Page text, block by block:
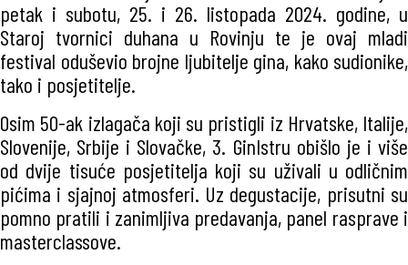
petak i subotu, 25. i 26. listopada 2024. godine, u
Staroj tvornici duhana u Rovinju te je ovaj mladi
festival oduševio brojne ljubitelje gina, kako sudionike,
tako i posjetitelje.
Osim 50-ak izlagača koji su pristigli iz Hrvatske, Italije,
Slovenije, Srbije i Slovačke, 3. GinIstru obišlo je i više
od dvije tisuće posjetitelja koji su uživali u odličnim
pićima i sjajnoj atmosferi. Uz degustacije, prisutni su
pomno pratili i zanimljiva predavanja, panel rasprave i
masterclassove.